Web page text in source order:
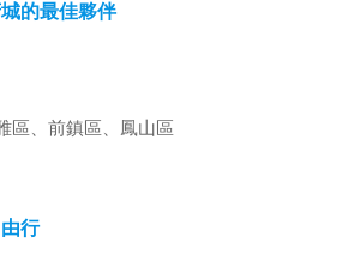
的最佳夥伴
區、前鎮區、鳳山區
行